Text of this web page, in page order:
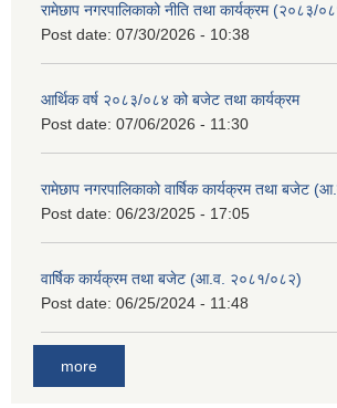
रामेछाप नगरपालिकाको नीति तथा कार्यक्रम (२०८३/
Post date: 07/30/2026 - 10:38
आर्थिक वर्ष २०८३/०८४ को बजेट तथा कार्यक्रम
Post date: 07/06/2026 - 11:30
रामेछाप नगरपालिकाको वार्षिक कार्यक्रम तथा बजेट
Post date: 06/23/2025 - 17:05
वार्षिक कार्यक्रम तथा बजेट (आ.व. २०८१/०८२)
Post date: 06/25/2024 - 11:48
more